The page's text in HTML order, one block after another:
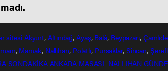
sitesi Akyurt,Altındağ,Ayaş, Balâ, Beypazarı,
, Mamak, Nallıhan, Polatlı, Pursaklar, Sincan,
SONDAKİKA ANKARA MASASI NALLIHAN